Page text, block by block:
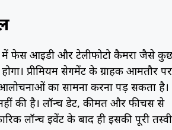
में फेस आईडी और टेलीफोटो कैमरा जैसे
प्रीमियम सेगमेंट के ग्राहक आमतौर पर
का सामना करना पड़ सकता है।
की है। लॉन्च डेट, कीमत और फीचर्स से
लॉन्च इवेंट के बाद ही इसकी पूरी